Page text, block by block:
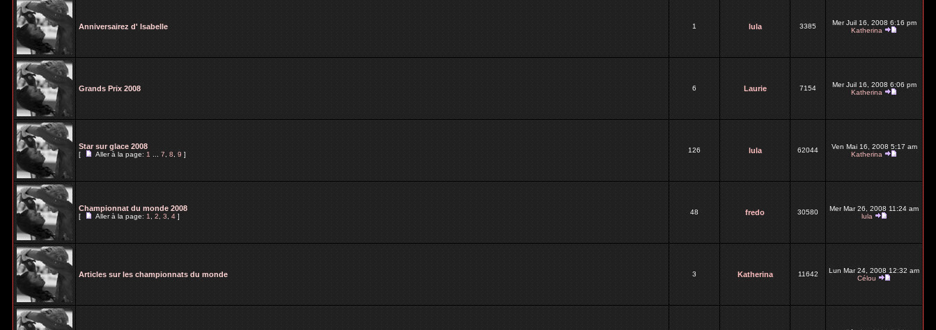
Anniversairez d' Isabelle 1 lula 3385
Mer Juil 16, 2008 6:16 pm
Katherina
Grands Prix 2008 6 Laurie 7154
Mer Juil 16, 2008 6:06 pm
Katherina
Star sur glace 2008
[ Aller à la page:1...7,8,9]
126 lula 62044
Ven Mai 16, 2008 5:17 am
Katherina
Championnat du monde 2008
[ Aller à la page:1,2,3,4]
48 fredo 30580
Mer Mar 26, 2008 11:24 am
lula
Articles sur les championnats du monde 3 Katherina 11642
Lun Mar 24, 2008 12:32 am
Célou